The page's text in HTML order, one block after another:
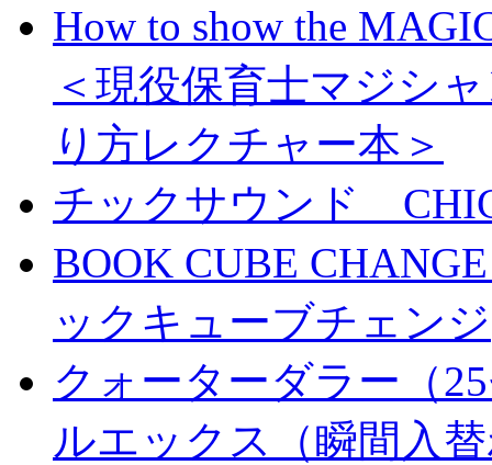
How to show the
＜現役保育士マジシ
り方レクチャー本＞
チックサウンド
BOOK CUBE
ックキューブチェンジ
クォーターダラー（
ルエックス（瞬間入